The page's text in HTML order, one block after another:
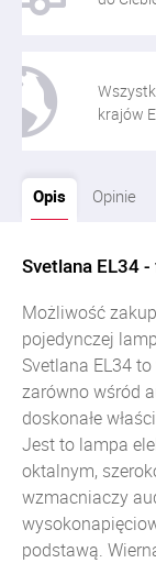
krajów
Opis Opinie
Svetlana EL34
Możliwość
pojedynczej
Svetlana EL34
zarówno wśród
doskonałe
Jest to lampa
oktalnym,
wzmacniaczy
podstawą.